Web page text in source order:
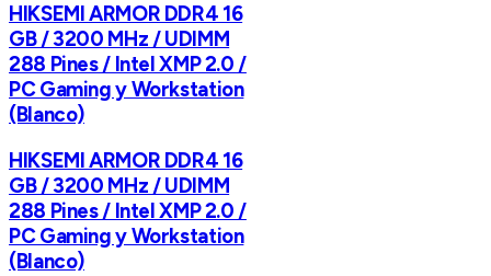
HIKSEMI ARMOR DDR4 16
GB / 3200 MHz / UDIMM
288 Pines / Intel XMP 2.0 /
PC Gaming y Workstation
(Blanco)
HIKSEMI ARMOR DDR4 16
GB / 3200 MHz / UDIMM
288 Pines / Intel XMP 2.0 /
PC Gaming y Workstation
(Blanco)